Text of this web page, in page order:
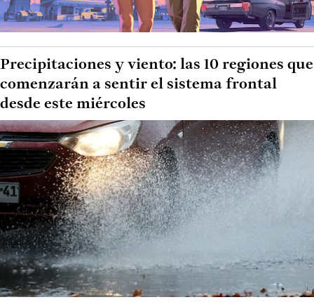
Precipitaciones y viento: las 10 regiones que
comenzarán a sentir el sistema frontal
desde este miércoles